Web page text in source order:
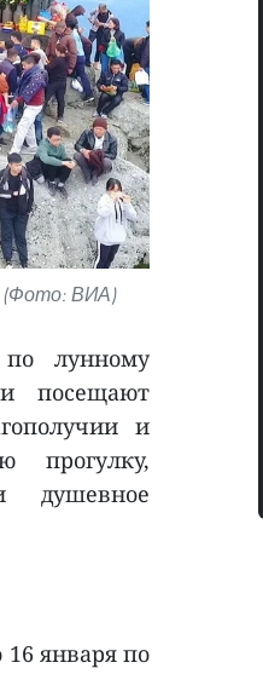
(Фото: ВИА)
лунному
посещают
и
прогулку,
душевное
января по